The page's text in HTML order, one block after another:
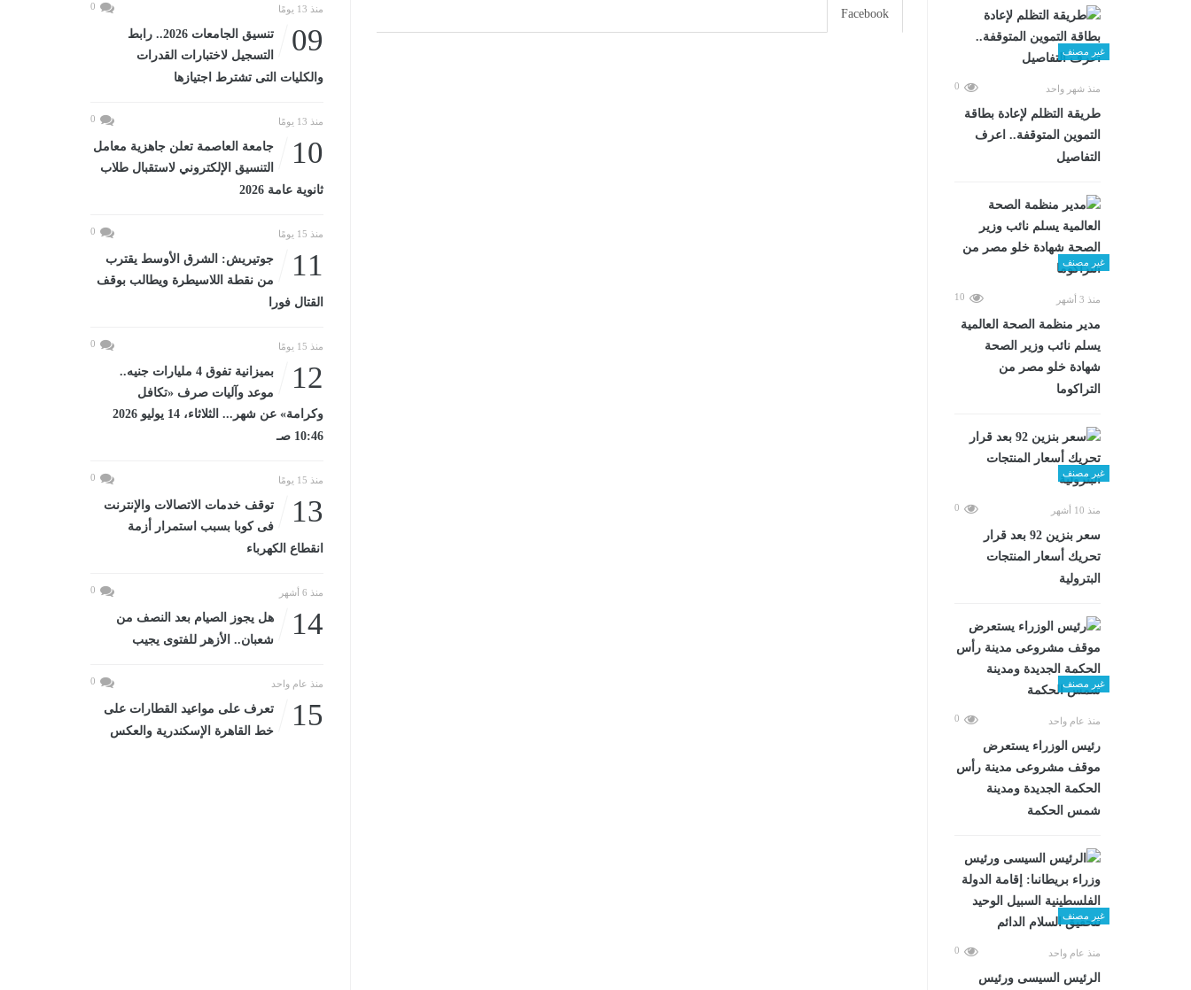
غير مصنف
منذ شهر واحد 0
طريقة التظلم لإعادة بطاقة
التموين المتوقفة.. اعرف
التفاصيل
غير مصنف
منذ 3 أشهر 10
مدير منظمة الصحة العالمية
يسلم نائب وزير الصحة
شهادة خلو مصر من
التراكوما
غير مصنف
منذ 10 أشهر 0
سعر بنزين 92 بعد قرار
تحريك أسعار المنتجات
البترولية
غير مصنف
منذ عام واحد 0
رئيس الوزراء يستعرض
موقف مشروعى مدينة رأس
الحكمة الجديدة ومدينة
شمس الحكمة
غير مصنف
منذ عام واحد 0
الرئيس السيسى ورئيس
Facebook منذ 13 يومًا 0
09
تنسيق الجامعات 2026.. رابط
التسجيل لاختبارات القدرات
والكليات التى تشترط اجتيازها
منذ 13 يومًا 0
10
جامعة العاصمة تعلن جاهزية معامل
التنسيق الإلكتروني لاستقبال طلاب
ثانوية عامة 2026
منذ 15 يومًا 0
11
جوتيريش: الشرق الأوسط يقترب
من نقطة اللاسيطرة ويطالب بوقف
القتال فورا
منذ 15 يومًا 0
12
بميزانية تفوق 4 مليارات جنيه..
موعد وآليات صرف «تكافل
وكرامة» عن شهر... الثلاثاء، 14 يوليو 2026
10:46 صـ
منذ 15 يومًا 0
13
توقف خدمات الاتصالات والإنترنت
فى كوبا بسبب استمرار أزمة
انقطاع الكهرباء
منذ 6 أشهر 0
14
هل يجوز الصيام بعد النصف من
شعبان.. الأزهر للفتوى يجيب
منذ عام واحد 0
15
تعرف على مواعيد القطارات على
خط القاهرة الإسكندرية والعكس